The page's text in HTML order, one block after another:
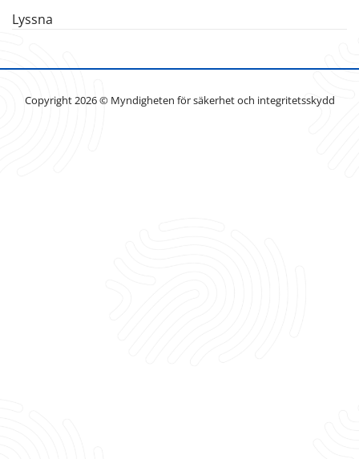
Lyssna
Copyright 2026 © Myndigheten för säkerhet och integritetsskydd